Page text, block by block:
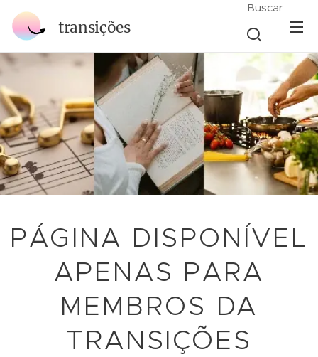
transições
Buscar
PÁGINA DISPONÍVEL
APENAS PARA
MEMBROS DA
TRANSIÇÕES